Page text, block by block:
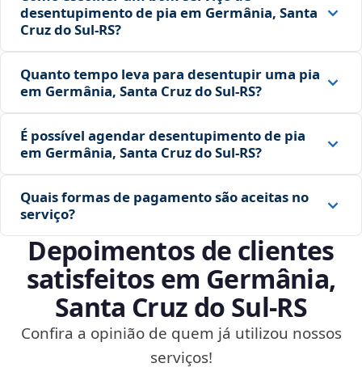
desentupimento de pia em Germânia, Santa
Cruz do Sul‑RS?
Quanto tempo leva para desentupir uma pia
em Germânia, Santa Cruz do Sul‑RS?
É possível agendar desentupimento de pia
em Germânia, Santa Cruz do Sul‑RS?
Quais formas de pagamento são aceitas no
serviço?
Depoimentos de clientes
satisfeitos em Germânia,
Santa Cruz do Sul‑RS
Confira a opinião de quem já utilizou nossos
serviços!